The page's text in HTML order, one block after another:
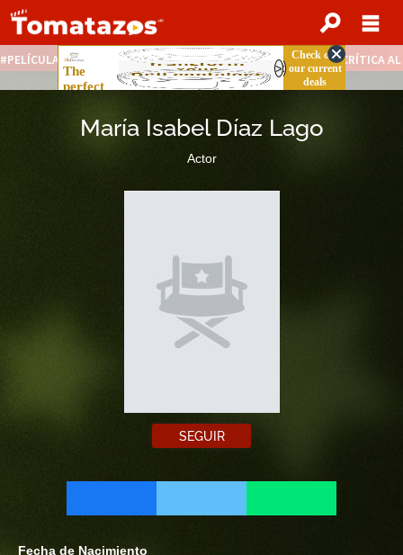
PELÍCULAS STREAMING GRATIS NOTICIAS DESTACADAS CRÍTICA
María Isabel Díaz Lago
Actor
SEGUIR
Fecha de Nacimiento